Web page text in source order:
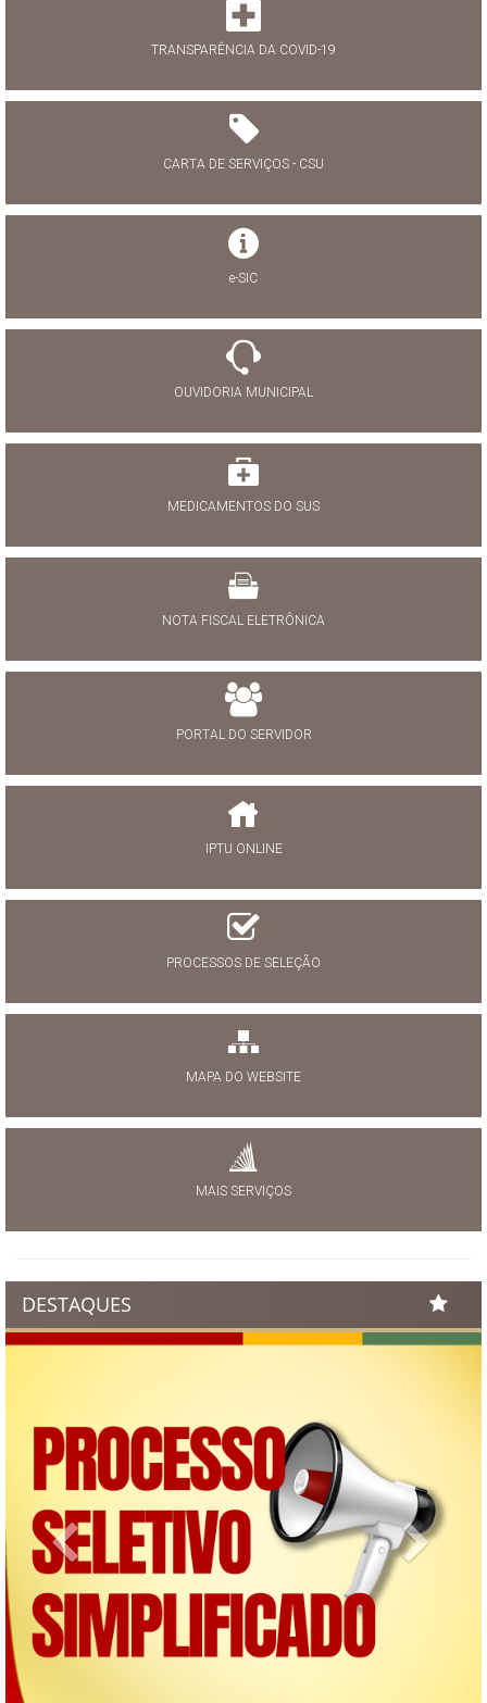
TRANSPARÊNCIA DA COVID-19
CARTA DE SERVIÇOS - CSU
e-SIC
OUVIDORIA MUNICIPAL
MEDICAMENTOS DO SUS
NOTA FISCAL ELETRÔNICA
PORTAL DO SERVIDOR
IPTU ONLINE
PROCESSOS DE SELEÇÃO
MAPA DO WEBSITE
MAIS SERVIÇOS
DESTAQUES
Previous Next